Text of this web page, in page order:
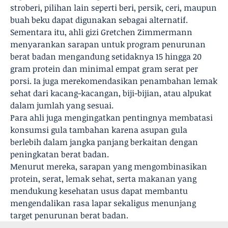
stroberi, pilihan lain seperti beri, persik, ceri, maupun
buah beku dapat digunakan sebagai alternatif.
Sementara itu, ahli gizi Gretchen Zimmermann
menyarankan sarapan untuk program penurunan
berat badan mengandung setidaknya 15 hingga 20
gram protein dan minimal empat gram serat per
porsi. Ia juga merekomendasikan penambahan lemak
sehat dari kacang-kacangan, biji-bijian, atau alpukat
dalam jumlah yang sesuai.
Para ahli juga mengingatkan pentingnya membatasi
konsumsi gula tambahan karena asupan gula
berlebih dalam jangka panjang berkaitan dengan
peningkatan berat badan.
Menurut mereka, sarapan yang mengombinasikan
protein, serat, lemak sehat, serta makanan yang
mendukung kesehatan usus dapat membantu
mengendalikan rasa lapar sekaligus menunjang
target penurunan berat badan.